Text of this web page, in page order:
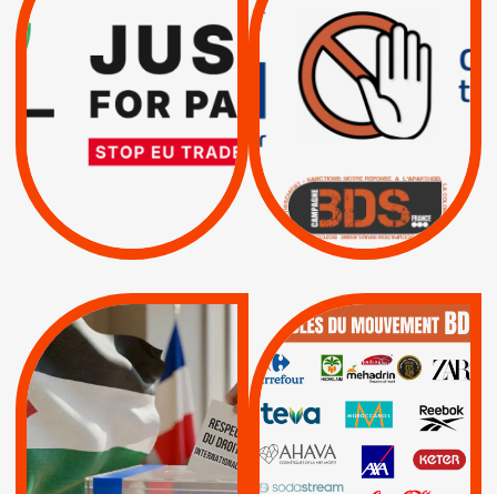
SUSPENSION
TOTALE DE
L’ACCORD
D’ASSOCIATION UE-
ISRAËL
| Pétitions
INTERNATIONAL ?
TRUMP, MACRON :
MÊME COMBAT
| Actus |
| Boycott militaire |
Lettres d'interpellation
MUNICIPALES 2026 :
JE VOTE POUR LE
RESPECT DU DROIT
INTERNATIONAL EN
PALESTINE
APPELS | Actus |
QUE BOYCOTTER ?
BOYCOTT /
AXA BNP | CAF |
Carrefour | HP |
Keter |